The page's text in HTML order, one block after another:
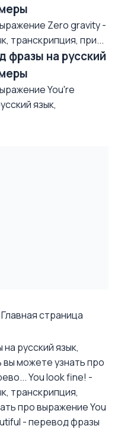
Zero gravity -
транскрипция, при...
фразы на русский
You're
язык,
Главная страница
русский язык,
вы можете узнать про
You look fine! -
транскрипция,
про выражение You
- перевод фразы